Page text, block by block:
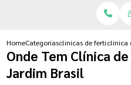
HomeCategoriasclinicas de clinica
Onde Tem Clínica
Jardim Brasil